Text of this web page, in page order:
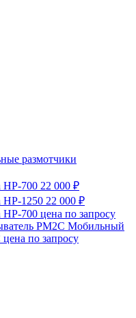
размотчики
HP-700 22 000 ₽
HP-1250 22 000 ₽
HP-700 цена по запросу
РМ2С Мобильный
цена по запросу